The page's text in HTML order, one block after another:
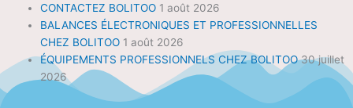
CONTACTEZ BOLITOO 1 août 2026
BALANCES ÉLECTRONIQUES ET PROFESSIONNELLES
CHEZ BOLITOO 1 août 2026
ÉQUIPEMENTS PROFESSIONNELS CHEZ BOLITOO 30 juillet
2026